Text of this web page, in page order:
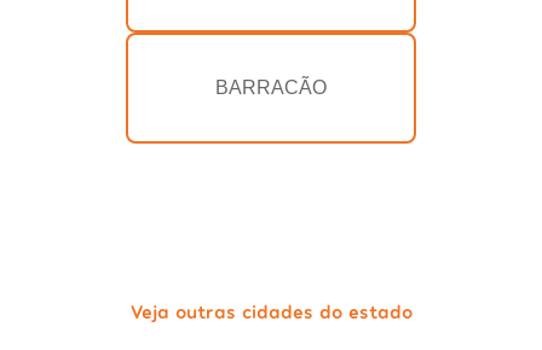
BARRACÃO
Veja outras cidades do estado